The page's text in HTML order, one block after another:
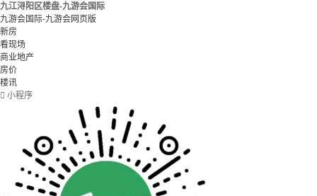
九江浔阳区楼盘-九游会国际
九游会国际-九游会网页版
新房
看现场
商业地产
房价
楼讯
 小程序